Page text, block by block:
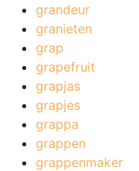
grandeur
granieten
grap
grapefruit
grapjas
grapjes
grappa
grappen
grappenmaker